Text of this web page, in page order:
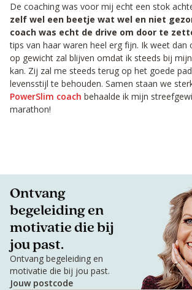
De coaching was voor mij echt een stok
zelf wel een beetje wat wel en niet
coach was echt de drive om door te
tips van haar waren heel erg fijn. Ik weet dan
op gewicht zal blijven omdat ik steeds bij
kan. Zij zal me steeds terug op het goede
levensstijl te behouden. Samen staan we
PowerSlim coach behaalde ik mijn
marathon!
Ontvang
begeleiding en
motivatie die bij
jou past.
Ontvang begeleiding en
motivatie die bij jou past.
Jouw postcode